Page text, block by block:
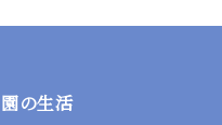
園の生活